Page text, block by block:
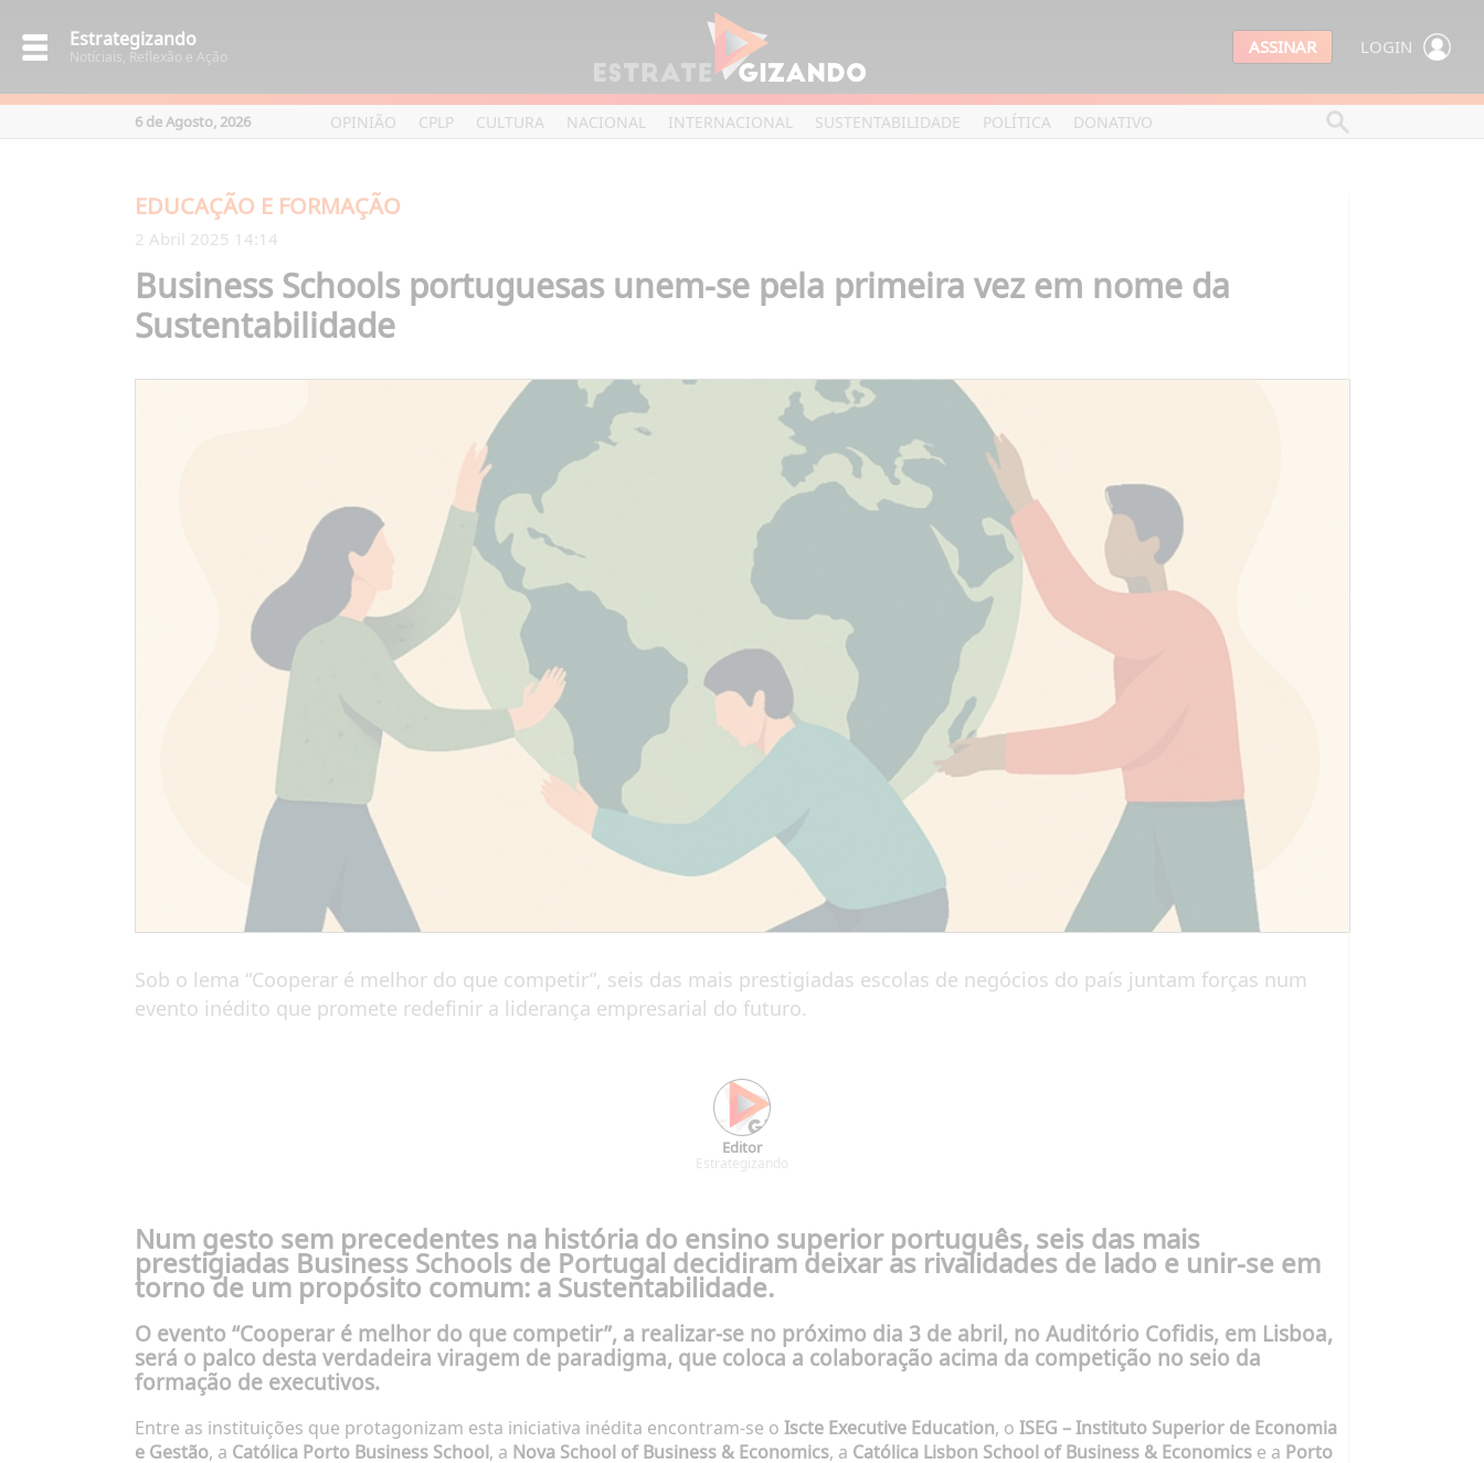
Estrategizando
Notíciais, Reflexão e Ação ASSINAR LOGIN
6 de Agosto, 2026 OPINIÃO CPLP CULTURA NACIONAL INTERNACIONAL SUSTENTABILIDADE POLÍTICA DONATIVO
EDUCAÇÃO E FORMAÇÃO
2 Abril 2025 14:14
Business Schools portuguesas unem-se pela primeira vez em nome da
Sustentabilidade
Sob o lema “Cooperar é melhor do que competir”, seis das mais prestigiadas escolas de negócios do país juntam forças num
evento inédito que promete redefinir a liderança empresarial do futuro.
Editor
Estrategizando
Num gesto sem precedentes na história do ensino superior português, seis das mais
prestigiadas Business Schools de Portugal decidiram deixar as rivalidades de lado e unir-se em
torno de um propósito comum: a Sustentabilidade.
O evento “Cooperar é melhor do que competir”, a realizar-se no próximo dia 3 de abril, no Auditório Cofidis, em Lisboa,
será o palco desta verdadeira viragem de paradigma, que coloca a colaboração acima da competição no seio da
formação de executivos.
Entre as instituições que protagonizam esta iniciativa inédita encontram-se oIscte Executive Education, oISEG – Instituto Superior de Economia
e Gestão, a Católica Porto Business School, a Nova School of Business & Economics, a Católica Lisbon School of Business & Economicse a Porto